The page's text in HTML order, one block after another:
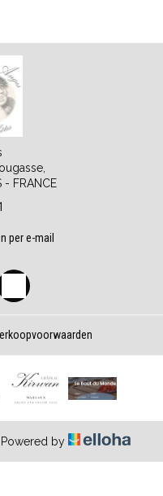
- FRANCE
per e-mail
Powered by